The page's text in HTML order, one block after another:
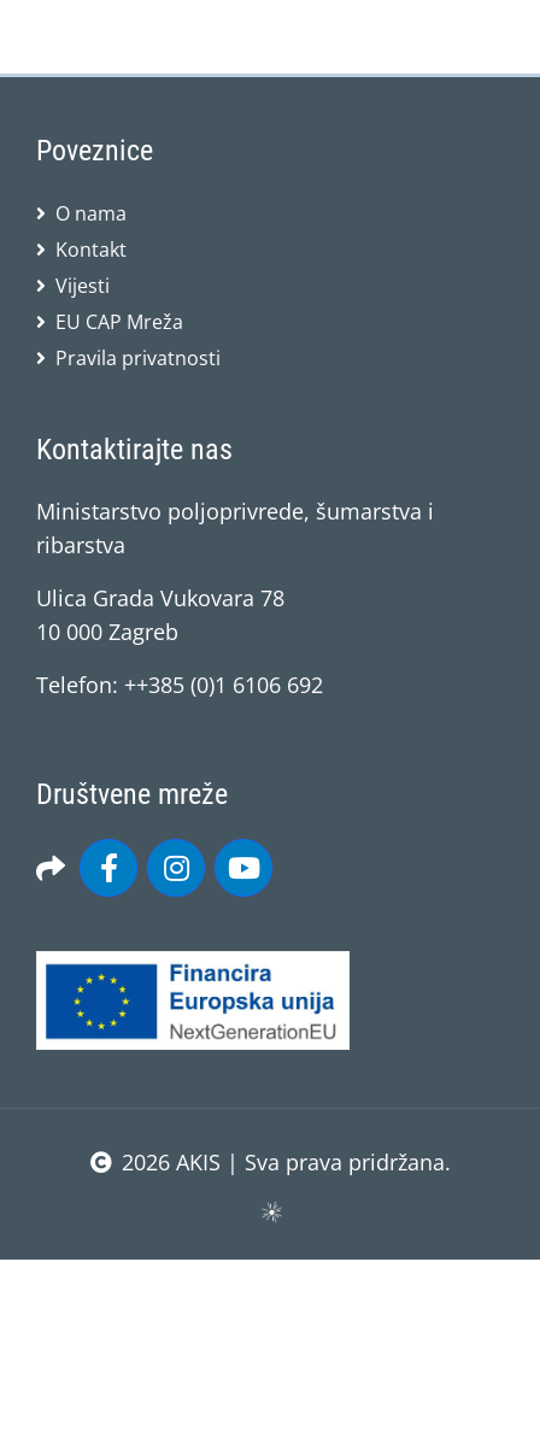
Poveznice
O nama
Kontakt
Vijesti
EU CAP Mreža
Pravila privatnosti
Kontaktirajte nas
Ministarstvo poljoprivrede, šumarstva i
ribarstva
Ulica Grada Vukovara 78
10 000 Zagreb
Telefon: ++385 (0)1 6106 692
Društvene mreže
2026 AKIS | Sva prava pridržana.